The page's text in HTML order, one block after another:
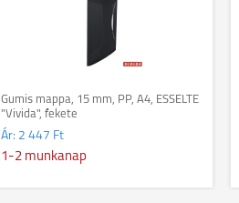
Gumis mappa, 15 mm, PP, A4, ESSELTE
"Vivida", fekete
Ár: 2 447 Ft
1-2 munkanap